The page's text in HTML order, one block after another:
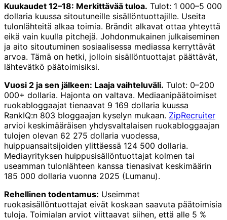
Kuukaudet 12–18: Merkittävää tuloa. Tulot: 1 000–5 000
dollaria kuussa sitoutuneille sisällöntuottajille. Useita
tulonlähteitä alkaa toimia. Brändit alkavat ottaa yhteyttä
eikä vain kuulla pitchejä. Johdonmukainen julkaiseminen
ja aito sitoutuminen sosiaalisessa mediassa kerryttävät
arvoa. Tämä on hetki, jolloin sisällöntuottajat päättävät,
lähtevätkö päätoimisiksi.
Vuosi 2 ja sen jälkeen: Laaja vaihteluväli. Tulot: 0–200
000+ dollaria. Hajonta on valtava. Mediaanipäätoimiset
ruokabloggaajat tienaavat 9 169 dollaria kuussa
RankIQ:n 803 bloggaajan kyselyn mukaan. ZipRecruiter
arvioi keskimääräisen yhdysvaltalaisen ruokabloggaajan
tulojen olevan 62 275 dollaria vuodessa,
huippuansaitsijoiden ylittäessä 124 500 dollaria.
Mediayrityksen huippusisällöntuottajat kolmen tai
useamman tulonlähteen kanssa tienasivat keskimäärin
185 000 dollaria vuonna 2025 (Lumanu).
Rehellinen todentamus: Useimmat
ruokasisällöntuottajat eivät koskaan saavuta päätoimisia
tuloja. Toimialan arviot viittaavat siihen, että alle 5 %